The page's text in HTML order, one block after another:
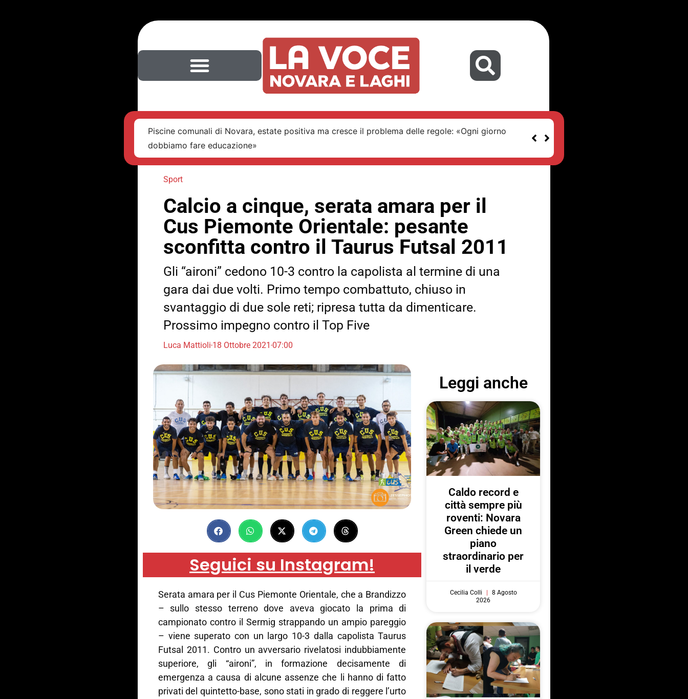
Piscine comunali di Novara, estate positiva ma cresce il problema delle regole: «Ogni giorno
dobbiamo fare educazione»
Sport
Calcio a cinque, serata amara per il
Cus Piemonte Orientale: pesante
sconfitta contro il Taurus Futsal 2011
Gli “aironi” cedono 10-3 contro la capolista al termine di una
gara dai due volti. Primo tempo combattuto, chiuso in
svantaggio di due sole reti; ripresa tutta da dimenticare.
Prossimo impegno contro il Top Five
Luca Mattioli18 Ottobre 2021 07:00
Seguici su Instagram!
Serata amara per il Cus Piemonte Orientale, che a Brandizzo
– sullo stesso terreno dove aveva giocato la prima di
campionato contro il Sermig strappando un ampio pareggio
– viene superato con un largo 10-3 dalla capolista Taurus
Futsal 2011. Contro un avversario rivelatosi indubbiamente
superiore, gli “aironi”, in formazione decisamente di
emergenza a causa di alcune assenze che li hanno di fatto
privati del quintetto-base, sono stati in grado di reggere l’urto
Leggi anche
Caldo record e
città sempre più
roventi: Novara
Green chiede un
piano
straordinario per
il verde
Cecilia Colli
8 Agosto
2026